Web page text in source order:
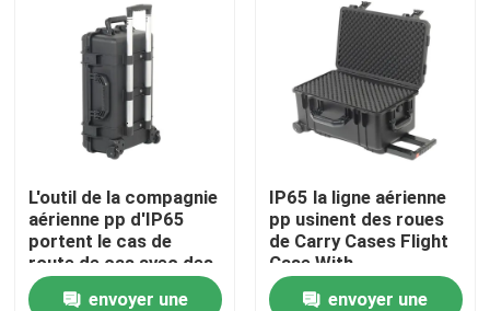
Accueil
L'outil de la compagnie
aérienne pp d'IP65
portent le cas de
route de cas avec des
roues
envoyer une
IP65 la ligne aérienne
pp usinent des roues
de Carry Cases Flight
Case With
envoyer une